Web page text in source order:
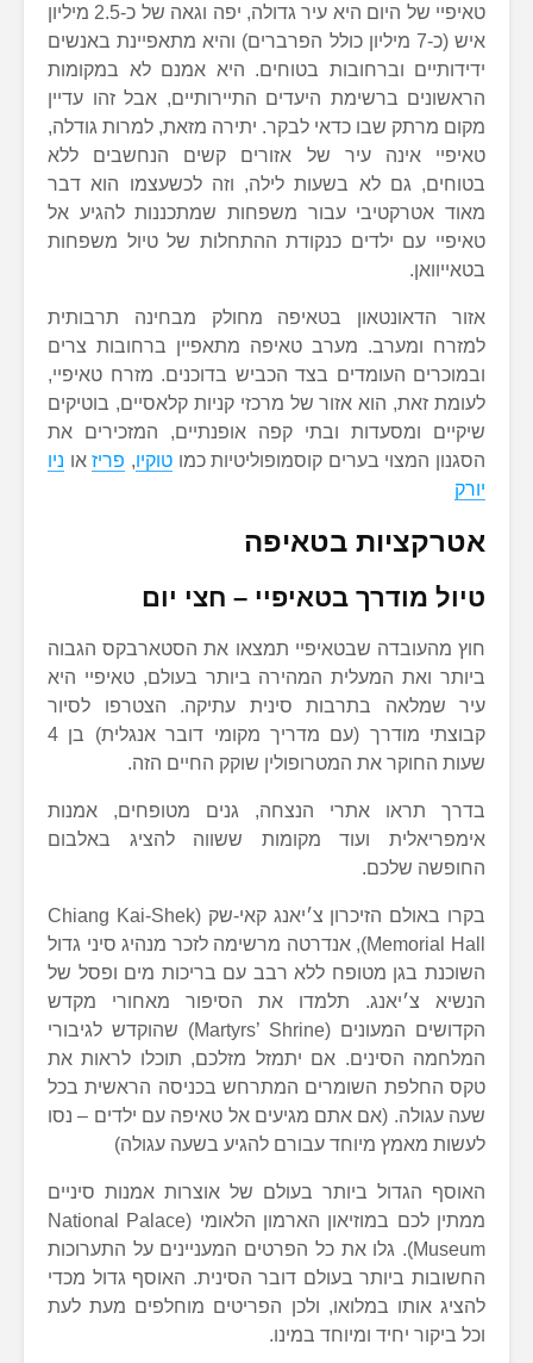
טאיפיי של היום היא עיר גדולה, יפה וגאה של כ-2.5 מיליון
איש (כ-7 מיליון כולל הפרברים) והיא מתאפיינת באנשים
ידידותיים וברחובות בטוחים. היא אמנם לא במקומות
הראשונים ברשימת היעדים התיירותיים, אבל זהו עדיין
מקום מרתק שבו כדאי לבקר. יתירה מזאת, למרות גודלה,
טאיפיי אינה עיר של אזורים קשים הנחשבים ללא
בטוחים, גם לא בשעות לילה, וזה לכשעצמו הוא דבר
מאוד אטרקטיבי עבור משפחות שמתכננות להגיע אל
טאיפיי עם ילדים כנקודת ההתחלות של טיול משפחות
בטאייוואן.
אזור הדאונטאון בטאיפה מחולק מבחינה תרבותית
למזרח ומערב. מערב טאיפה מתאפיין ברחובות צרים
ובמוכרים העומדים בצד הכביש בדוכנים. מזרח טאיפיי,
לעומת זאת, הוא אזור של מרכזי קניות קלאסיים, בוטיקים
שיקיים ומסעדות ובתי קפה אופנתיים, המזכירים את
הסגנון המצוי בערים קוסמופוליטיות כמוטוקיו, פריזאו ניו
יורק
אטרקציות בטאיפה
טיול מודרך בטאיפיי – חצי יום
חוץ מהעובדה שבטאיפיי תמצאו את הסטארבקס הגבוה
ביותר ואת המעלית המהירה ביותר בעולם, טאיפיי היא
עיר שמלאה בתרבות סינית עתיקה. הצטרפו לסיור
קבוצתי מודרך (עם מדריך מקומי דובר אנגלית) בן 4
שעות החוקר את המטרופולין שוקק החיים הזה.
בדרך תראו אתרי הנצחה, גנים מטופחים, אמנות
אימפריאלית ועוד מקומות ששווה להציג באלבום
החופשה שלכם.
בקרו באולם הזיכרון צ׳יאנג קאי-שק (Chiang Kai-Shek
Memorial Hall), אנדרטה מרשימה לזכר מנהיג סיני גדול
השוכנת בגן מטופח ללא רבב עם בריכות מים ופסל של
הנשיא צ׳יאנג. תלמדו את הסיפור מאחורי מקדש
הקדושים המעונים (Martyrs’ Shrine) שהוקדש לגיבורי
המלחמה הסינים. אם יתמזל מזלכם, תוכלו לראות את
טקס החלפת השומרים המתרחש בכניסה הראשית בכל
שעה עגולה. (אם אתם מגיעים אל טאיפה עם ילדים – נסו
לעשות מאמץ מיוחד עבורם להגיע בשעה עגולה)
האוסף הגדול ביותר בעולם של אוצרות אמנות סיניים
ממתין לכם במוזיאון הארמון הלאומי (National Palace
Museum). גלו את כל הפרטים המעניינים על התערוכות
החשובות ביותר בעולם דובר הסינית. האוסף גדול מכדי
להציג אותו במלואו, ולכן הפריטים מוחלפים מעת לעת
וכל ביקור יחיד ומיוחד במינו.